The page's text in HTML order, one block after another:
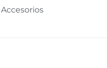
Accesorios